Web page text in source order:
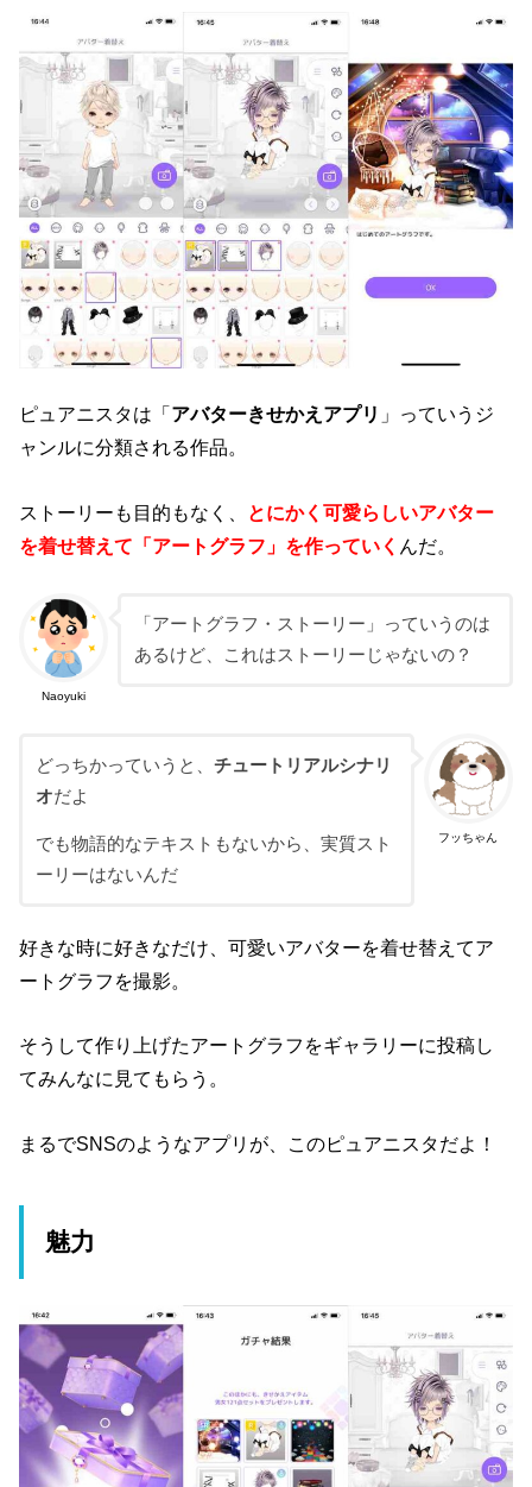
ピュアニスタは「アバターきせかえアプリ 」っていうジ
ャンルに分類される作品。
ストーリーも目的もなく、
とにかく可愛らしいアバター
を着せ替えて「アートグラフ」を作っていく んだ。
Naoyuki
「アートグラフ・ストーリー」っていうのは
あるけど、これはストーリーじゃないの？
フッちゃん
どっちかっていうと、 チュートリアルシナリ
オだよ
でも物語的なテキストもないから、実質スト
ーリーはないんだ
好きな時に好きなだけ、可愛いアバターを着せ替えてア
ートグラフを撮影。
そうして作り上げたアートグラフをギャラリーに投稿し
てみんなに見てもらう。
まるでSNSのようなアプリが、このピュアニスタだよ！
魅力